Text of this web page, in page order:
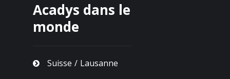
Acadys dans le
monde
Suisse / Lausanne